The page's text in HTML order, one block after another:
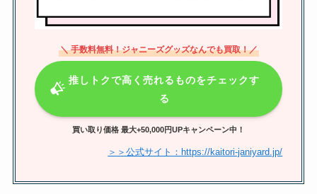
松田元太の血液型や年齢、彼女
は？天てれに出演していた？目黒
蓮との関係も調査！
KAT-TUNの元メンバーの脱退理
ても調査
＼ 手数料無料！ジャニーズグッズなんでも買取！／
推しトクで高く売れるものをチェックす
る
買い取り価格 最大+50,000円UPキャンペーン中！
＞＞公式サイト：https://kaitori-janiyard.jp/